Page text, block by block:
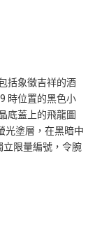
括象徵吉祥的酒
時位置的黑色小
底蓋上的飛龍圖
光塗層，在黑暗中
立限量編號，令腕